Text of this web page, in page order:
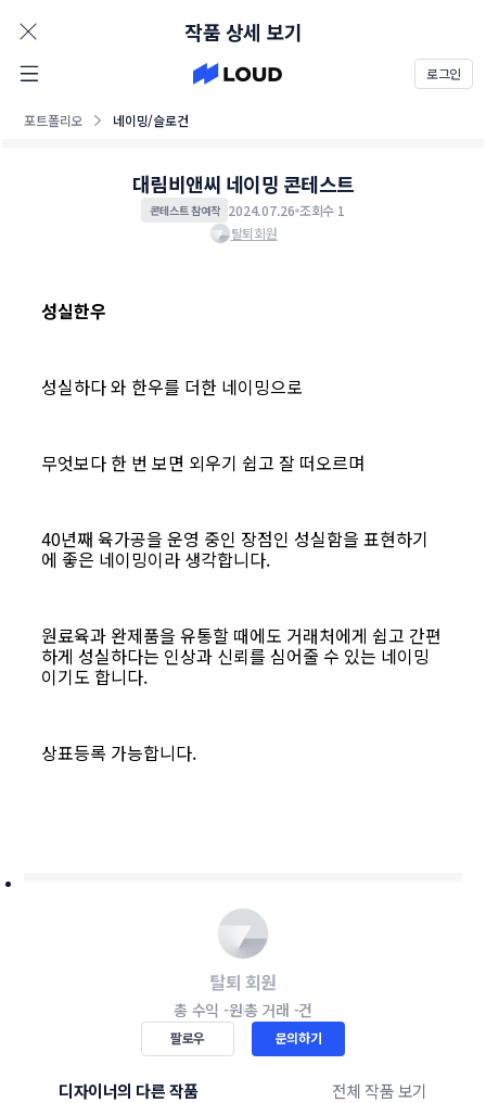
로그인
포트폴리오 네이밍/슬로건
작품 상세 보기
대림비앤씨 네이밍 콘테스트
콘테스트 참여작 2024.07.26 조회수 1
탈퇴회원
성실한우
성실하다 와 한우를 더한 네이밍으로
무엇보다 한 번 보면 외우기 쉽고 잘 떠오르며
40년째 육가공을 운영 중인 장점인 성실함을 표현하기
에 좋은 네이밍이라 생각합니다.
원료육과 완제품을 유통할 때에도 거래처에게 쉽고 간편
하게 성실하다는 인상과 신뢰를 심어줄 수 있는 네이밍
이기도 합니다.
상표등록 가능합니다.
탈퇴 회원
총 수익 -원총 거래 -건
팔로우 문의하기
디자이너의 다른 작품 전체 작품 보기